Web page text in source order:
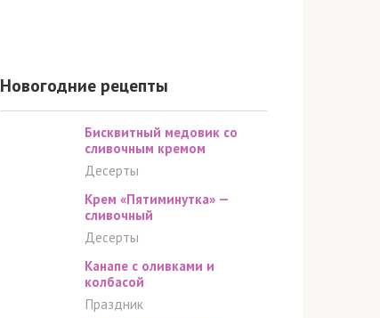
Новогодние рецепты
Бисквитный медовик со
сливочным кремом
Десерты
Крем «Пятиминутка» —
сливочный
Десерты
Канапе с оливками и
колбасой
Праздник